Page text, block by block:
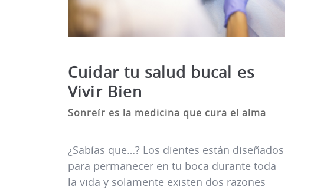
Cuidar tu salud bucal es
Vivir Bien
Sonreír es la medicina que cura el alma
¿Sabías que…? Los dientes están diseñados
para permanecer en tu boca durante toda
la vida y solamente existen dos razones